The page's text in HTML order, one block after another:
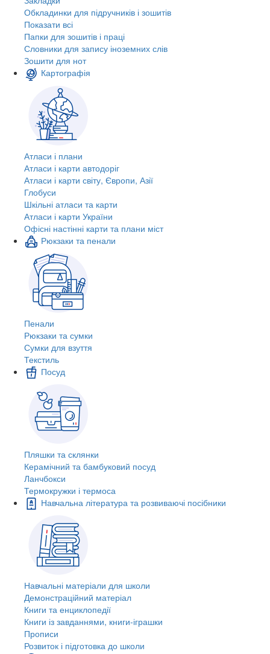
Обкладинки для підручників і зошитів
Показати всі
Папки для зошитів і праці
Словники для запису іноземних слів
Зошити для нот
Картографія
Атласи і плани
Атласи і карти автодоріг
Атласи і карти світу, Європи, Азії
Глобуси
Шкільні атласи та карти
Атласи і карти України
Офісні настінні карти та плани міст
Рюкзаки та пенали
Пенали
Рюкзаки та сумки
Сумки для взуття
Текстиль
Посуд
Пляшки та склянки
Керамічний та бамбуковий посуд
Ланчбокси
Термокружки і термоса
Навчальна література та розвиваючі посібники
Навчальні матеріали для школи
Демонстраційний матеріал
Книги та енциклопедії
Книги із завданнями, книги-іграшки
Прописи
Розвиток і підготовка до школи